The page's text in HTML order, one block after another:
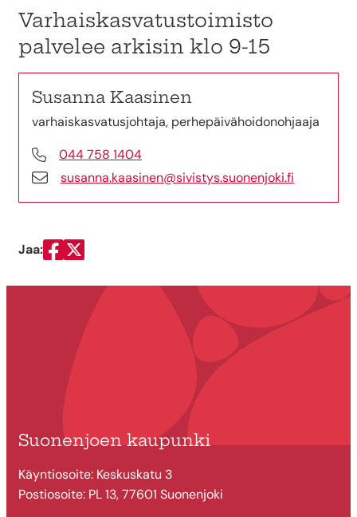
Varhaiskasvatustoimisto
palvelee arkisin klo 9-15
Susanna Kaasinen
varhaiskasvatusjohtaja, perhepäivähoidonohjaaja
044 758 1404
susanna.kaasinen@sivistys.suonenjoki.fi
Jaa:
Jaa Facebookissa
Jaa Twitterissä
Suonenjoen kaupunki
Käyntiosoite: Keskuskatu 3
Postiosoite: PL 13, 77601 Suonenjoki